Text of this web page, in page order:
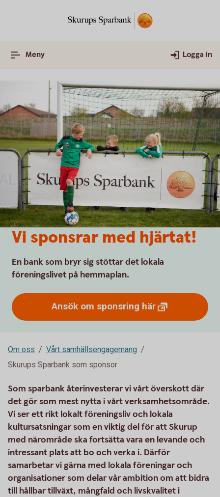
Meny Logga in
Vi sponsrar med hjärtat!
En bank som bryr sig stöttar det lokala
föreningslivet på hemmaplan.
Ansök om sponsring här
Om oss
Vårt samhällsengagemang
Skurups Sparbank som sponsor
Som sparbank återinvesterar vi vårt överskott där
det gör som mest nytta i vårt verksamhetsområde.
Vi ser ett rikt lokalt föreningsliv och lokala
kultursatsningar som en viktig del för att Skurup
med närområde ska fortsätta vara en levande och
intressant plats att bo och verka i. Därför
samarbetar vi gärna med lokala föreningar och
organisationer som delar vår ambition om att bidra
till hållbar tillväxt, mångfald och livskvalitet i